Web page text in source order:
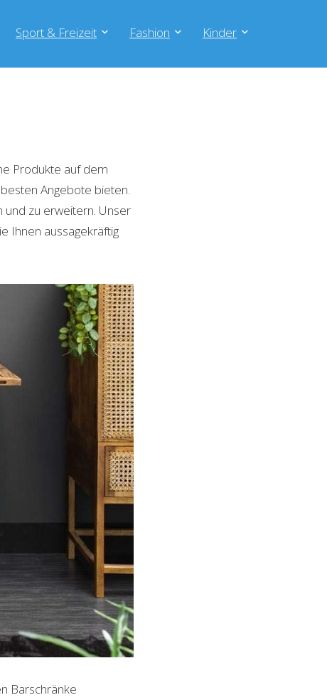
Sport & Freizeit Fashion Kinder
Produkte auf dem
Angebote bieten.
zu erweitern. Unser
Ihnen aussagekräftig
Barschränke